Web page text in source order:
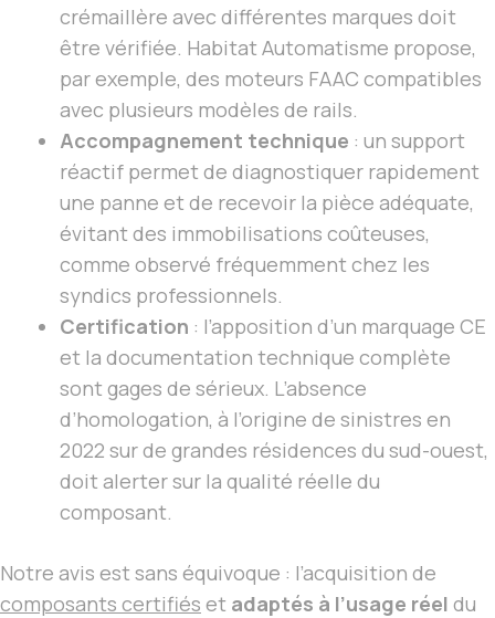
crémaillère avec différentes marques doit
être vérifiée. Habitat Automatisme propose,
par exemple, des moteurs FAAC compatibles
avec plusieurs modèles de rails.
Accompagnement technique : un support
réactif permet de diagnostiquer rapidement
une panne et de recevoir la pièce adéquate,
évitant des immobilisations coûteuses,
comme observé fréquemment chez les
syndics professionnels.
Certification : l’apposition d’un marquage CE
et la documentation technique complète
sont gages de sérieux. L’absence
d’homologation, à l’origine de sinistres en
2022 sur de grandes résidences du sud-ouest,
doit alerter sur la qualité réelle du
composant.
Notre avis est sans équivoque : l’acquisition de
composants certifiés et adaptés à l’usage réel du